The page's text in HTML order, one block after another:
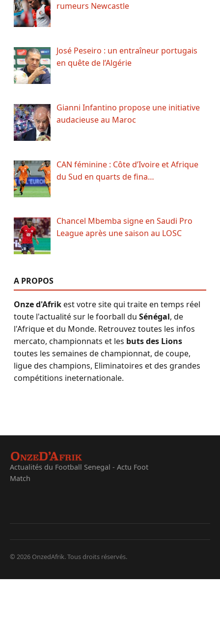
rumeurs Newcastle
José Peseiro : un entraîneur portugais
en quête de l’Algérie
Gianni Infantino propose une initiative
audacieuse au Maroc
CAN féminine : Côte d’Ivoire et Afrique
du Sud en quarts de fina…
Chancel Mbemba signe en Saudi Pro
League après une saison au LOSC
A PROPOS
Onze d'Afrikest votre site qui traite en temps réel
toute l'actualité sur le foorball du Sénégal, de
l'Afrique et du Monde. Retrouvez toutes les infos
mercato, championnats et les buts des Lions
toutes les semaines de championnat, de coupe,
ligue des champions, Eliminatoires et des grandes
compétitions ineternationale.
Actualités du Football Senegal - Actu Foot
Match
© 2026 OnzedAfrik. Tous droits réservés.